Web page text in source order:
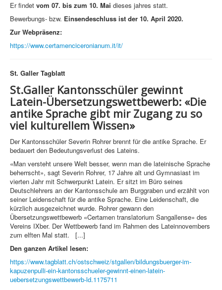
Er findet vom 07. bis zum 10. Mai dieses jahres statt.
Bewerbungs- bzw. Einsendeschluss ist der 10. April 2020.
Zur Webpräsenz:
https://www.certamenciceronianum.it/it/
St. Galler Tagblatt
St.Galler Kantonsschüler gewinnt
Latein-Übersetzungswettbewerb: «Die
antike Sprache gibt mir Zugang zu so
viel kulturellem Wissen»
Der Kantonsschüler Severin Rohrer brennt für die antike Sprache. Er
bedauert den Bedeutungsverlust des Lateins.
«Man versteht unsere Welt besser, wenn man die lateinische Sprache
beherrscht», sagt Severin Rohrer, 17 Jahre alt und Gymnasiast im
vierten Jahr mit Schwerpunkt Latein. Er sitzt im Büro seines
Deutschlehrers an der Kantonsschule am Burggraben und erzählt von
seiner Leidenschaft für die antike Sprache. Eine Leidenschaft, die
kürzlich ausgezeichnet wurde. Rohrer gewann den
Übersetzungswettbewerb «Certamen translatorium Sangallense» des
Vereins IXber. Der Wettbewerb fand im Rahmen des Lateinnovembers
zum elften Mal statt. [...]
Den ganzen Artikel lesen:
https://www.tagblatt.ch/ostschweiz/stgallen/bildungsbuerger-im-
kapuzenpulli-ein-kantonsschueler-gewinnt-einen-latein-
uebersetzungswettbewerb-ld.1175711